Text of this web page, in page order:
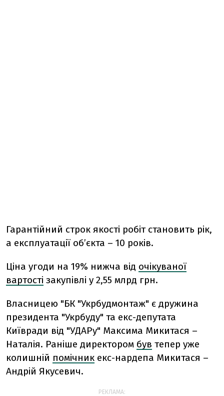
Гарантійний строк якості робіт становить рік,
а експлуатації об’єкта – 10 років.
Ціна угоди на 19% нижча від очікуваної
вартості закупівлі у 2,55 млрд грн.
Власницею "БК "Укрбудмонтаж" є дружина
президента "Укрбуду" та екс-депутата
Київради від "УДАРу" Максима Микитася –
Наталія. Раніше директором був тепер уже
колишній помічник екс-нардепа Микитася –
Андрій Якусевич.
РЕКЛАМА: